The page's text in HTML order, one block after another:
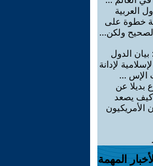
العربية
خطوة على
ولكن...
الدول
لإدانة
الإس ...
بديلا عن
كيف يصعد
الأمريكيون
المهمة